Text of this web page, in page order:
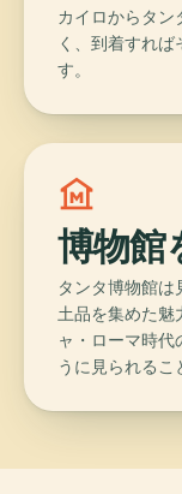
カイロからタン
く、到着すれ
す。
museum
博物館
タンタ博物館
土品を集めた魅
ャ・ローマ時
うに見られるこ